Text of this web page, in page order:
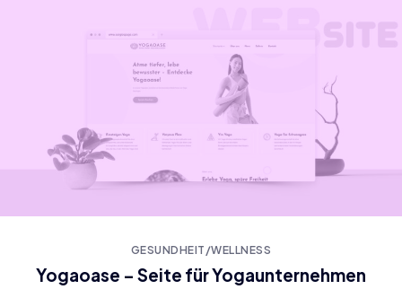
GESUNDHEIT/WELLNESS
Yogaoase – Seite für Yogaunternehmen